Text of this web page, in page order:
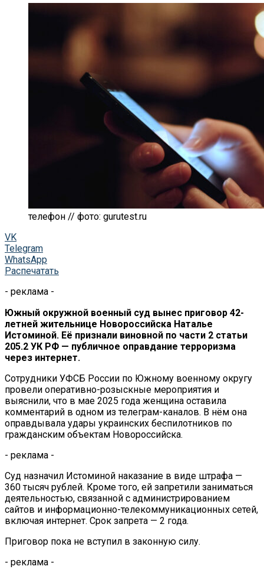
телефон // фото: gurutest.ru
VK
Telegram
WhatsApp
Распечатать
- реклама -
Южный окружной военный суд вынес приговор 42-
летней жительнице Новороссийска Наталье
Истоминой. Её признали виновной по части 2 статьи
205.2 УК РФ — публичное оправдание терроризма
через интернет.
Сотрудники УФСБ России по Южному военному округу
провели оперативно-розыскные мероприятия и
выяснили, что в мае 2025 года женщина оставила
комментарий в одном из телеграм-каналов. В нём она
оправдывала удары украинских беспилотников по
гражданским объектам Новороссийска.
- реклама -
Суд назначил Истоминой наказание в виде штрафа —
360 тысяч рублей. Кроме того, ей запретили заниматься
деятельностью, связанной с администрированием
сайтов и информационно-телекоммуникационных сетей,
включая интернет. Срок запрета — 2 года.
Приговор пока не вступил в законную силу.
- реклама -